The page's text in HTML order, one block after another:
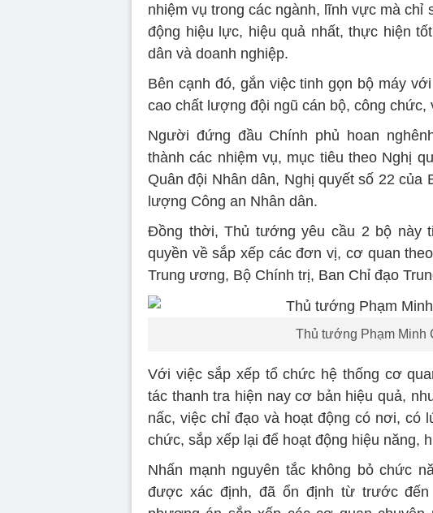
nhiệm vụ trong các ngành, lĩnh vực mà chỉ
động hiệu lực, hiệu quả nhất, thực hiện
dân và doanh nghiệp.
Bên cạnh đó, gắn việc tinh gọn bộ máy
cao chất lượng đội ngũ cán bộ, công chức,
Người đứng đầu Chính phủ hoan
thành các nhiệm vụ, mục tiêu theo Nghị
Quân đội Nhân dân, Nghị quyết số 22
lượng Công an Nhân dân.
Đồng thời, Thủ tướng yêu cầu 2 bộ này
quyền về sắp xếp các đơn vị, cơ quan
Trung ương, Bộ Chính trị, Ban Chỉ đạo
Thủ tướng Phạm Minh
Với việc sắp xếp tổ chức hệ thống cơ
tác thanh tra hiện nay cơ bản hiệu quả,
nấc, việc chỉ đạo và hoạt động có nơi, có
chức, sắp xếp lại để hoạt động hiệu năng,
Nhấn mạnh nguyên tắc không bỏ chức
được xác định, đã ổn định từ trước